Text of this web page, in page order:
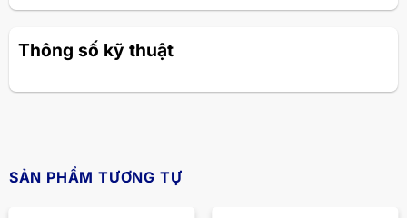
Thông số kỹ thuật
SẢN PHẨM TƯƠNG TỰ